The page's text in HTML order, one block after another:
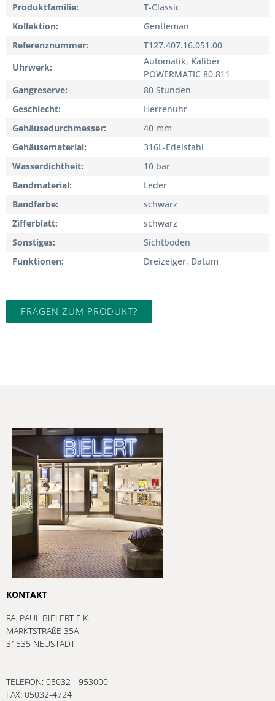
Produktfamilie
T-Classic
Kollektion
Gentleman
Referenznummer
T127.407.16.051.00
Uhrwerk
Automatik, Kaliber
POWERMATIC 80.811
Gangreserve
80 Stunden
Geschlecht
Herrenuhr
Gehäusedurchmesser
40 mm
Gehäusematerial
316L-Edelstahl
Wasserdichtheit
10 bar
Bandmaterial
Leder
Bandfarbe
schwarz
Zifferblatt
schwarz
Sonstiges
Sichtboden
Funktionen
Dreizeiger, Datum
FRAGEN ZUM PRODUKT?
KONTAKT
FA. PAUL BIELERT E.K.
MARKTSTRAßE 35A
31535 NEUSTADT
TELEFON: 05032 - 953000
FAX: 05032-4724